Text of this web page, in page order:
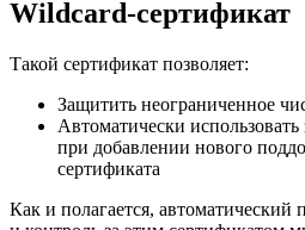
Wildcard-сертификат
Такой сертификат позволяет:
Защитить неограниченное
Автоматически
при добавлении нового
сертификата
Как и полагается,